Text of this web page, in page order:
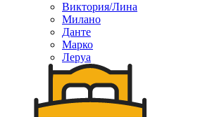
Виктория/Лина
Милано
Данте
Марко
Леруа